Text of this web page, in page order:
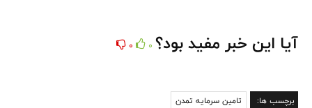
آیا این خبر مفید بود؟ 0
0
برچسب ها: تامین سرمایه تمدن